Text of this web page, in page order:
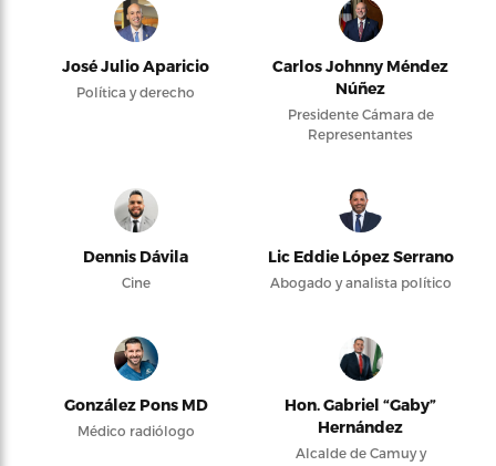
José Julio Aparicio
Política y derecho
Carlos Johnny Méndez
Núñez
Presidente Cámara de
Representantes
Dennis Dávila
Cine
Lic Eddie López Serrano
Abogado y analista político
González Pons MD
Médico radiólogo
Hon. Gabriel “Gaby”
Hernández
Alcalde de Camuy y